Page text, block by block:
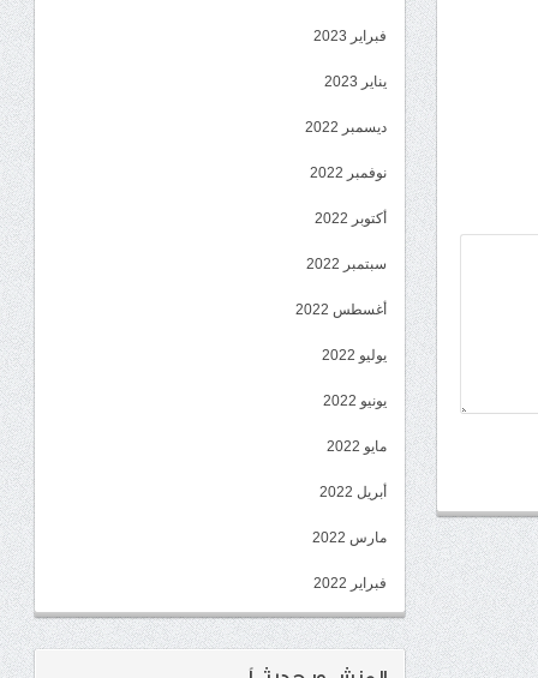
فبراير 2023
يناير 2023
ديسمبر 2022
نوفمبر 2022
أكتوبر 2022
سبتمبر 2022
أغسطس 2022
يوليو 2022
يونيو 2022
مايو 2022
أبريل 2022
مارس 2022
فبراير 2022